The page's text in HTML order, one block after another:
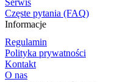
Częste pytania (FAQ)
Informacje
Regulamin
Polityka prywatności
Kontakt
O nas